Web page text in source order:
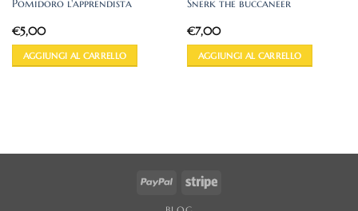
Pomidoro l'apprendista
€5,00
AGGIUNGI AL CARRELLO
Snerk the buccaneer
€7,00
AGGIUNGI AL CARRELLO
PayPal Stripe